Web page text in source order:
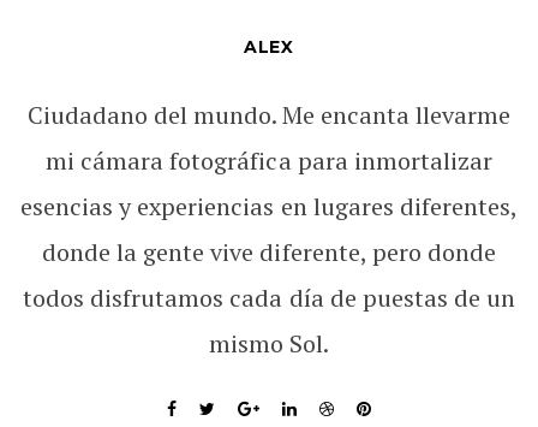
ALEX
Ciudadano del mundo. Me encanta llevarme
mi cámara fotográfica para inmortalizar
esencias y experiencias en lugares diferentes,
donde la gente vive diferente, pero donde
todos disfrutamos cada día de puestas de un
mismo Sol.